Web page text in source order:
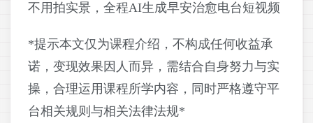
不用拍实景，全程AI生成早安治愈电台短视频
*提示本文仅为课程介绍，不构成任何收益承
诺，变现效果因人而异，需结合自身努力与实
操，合理运用课程所学内容，同时严格遵守平
台相关规则与相关法律法规*